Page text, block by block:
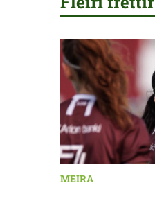
MEIRA